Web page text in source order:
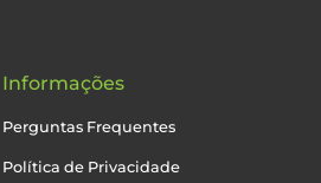
Informações
Perguntas Frequentes
Política de Privacidade